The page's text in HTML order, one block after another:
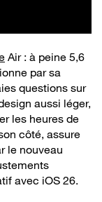
Air : à peine 5,6
par sa
questions sur
aussi léger,
les heures de
côté, assure
le nouveau
avec iOS 26.